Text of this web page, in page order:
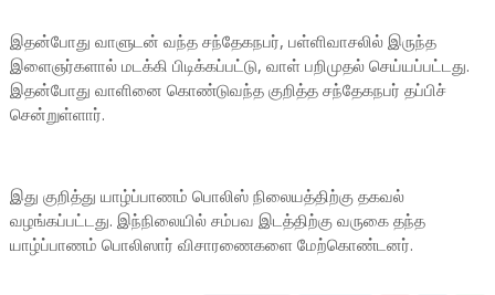
இதன்போது வாளுடன் வந்த சந்தேகநபர், பள்ளிவாசலில் இருந்த
இளைஞர்களால் மடக்கி பிடிக்கப்பட்டு, வாள் பறிமுதல் செய்யப்பட்டது.
இதன்போது வாளினை கொண்டுவந்த குறித்த சந்தேகநபர் தப்பிச்
சென்றுள்ளார்.
இது குறித்து யாழ்ப்பாணம் பொலிஸ் நிலையத்திற்கு தகவல்
வழங்கப்பட்டது. இந்நிலையில் சம்பவ இடத்திற்கு வருகை தந்த
யாழ்ப்பாணம் பொலிஸார் விசாரணைகளை மேற்கொண்டனர்.